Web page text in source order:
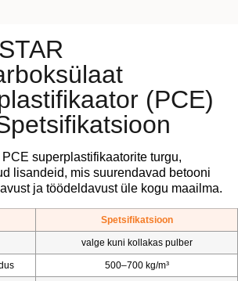
(PCE)
superplastifikaatorite turgu,
lisandeid, mis suurendavad betooni
ja töödeldavust üle kogu maailma.
Spetsifikatsioon
valge kuni kollakas pulber
500–700 kg/m³